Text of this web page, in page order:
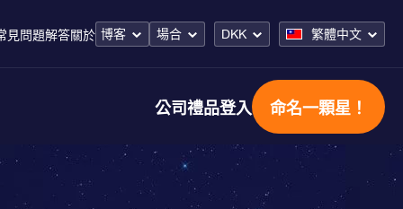
見問題解答關於 博客 場合 DKK 繁體中文
公司禮品登入 命名一顆星！